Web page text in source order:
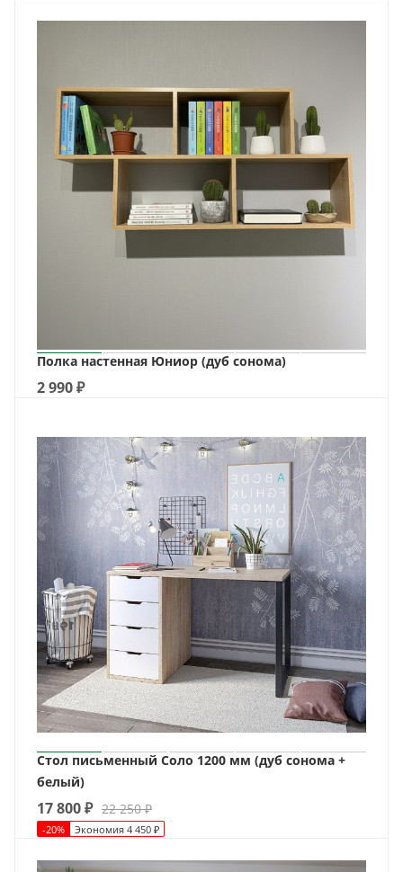
Полка настенная Юниор (дуб сонома)
2 990₽
Стол письменный Соло 1200 мм (дуб сонома +
белый)
17 800₽ 22 250₽
-20% Экономия 4 450 ₽